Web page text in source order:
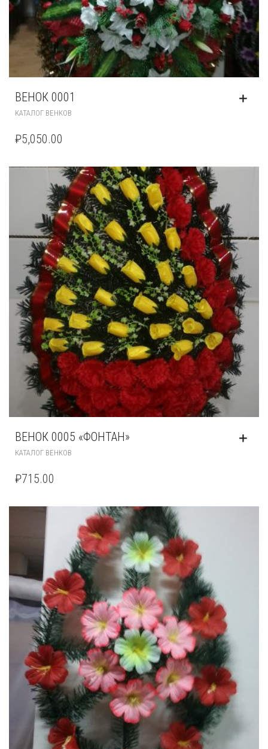
ВЕНОК 0001
КАТАЛОГ ВЕНКОВ
₽5,050.00
ВЕНОК 0005 «ФОНТАН»
КАТАЛОГ ВЕНКОВ
₽715.00